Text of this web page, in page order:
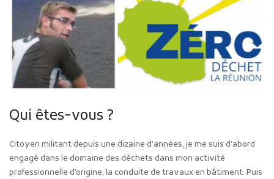
Qui êtes-vous ?
Citoyen militant depuis une dizaine d’années, je me suis d’abord
engagé dans le domaine des déchets dans mon activité
professionnelle d’origine, la conduite de travaux en bâtiment. Puis